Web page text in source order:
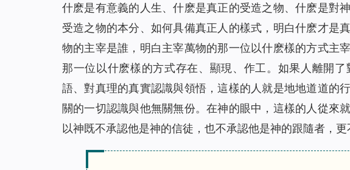
什麽是有意義的人生、什麽是真正的受造之物、什麽是對
受造之物的本分、如何具備真正人的樣式，明白什麽才是
物的主宰是誰，明白主宰萬物的那一位以什麽樣的方式主
那一位以什麽樣的方式存在、顯現、作工。如果人離開
語、對真理的真實認識與領悟，這樣的人就是地地道道的
關的一切認識與他無關無份。在神的眼中，這樣的人從來
以神既不承認他是神的信徒，也不承認他是神的跟隨者，更